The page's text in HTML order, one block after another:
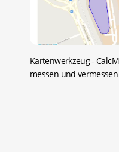
Kartenwerkzeug -
messen und vermessen